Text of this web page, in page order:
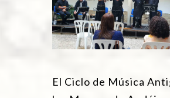
El Ciclo de Música